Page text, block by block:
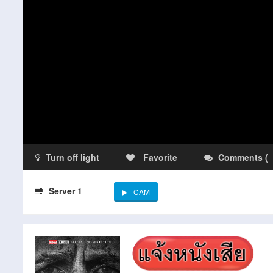
Turn off light Favorite Comments (
Server 1 CAM